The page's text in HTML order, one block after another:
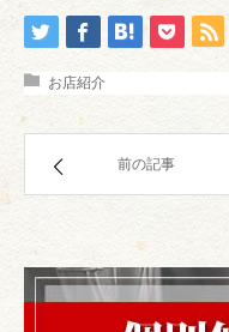
お店紹介
前の記事